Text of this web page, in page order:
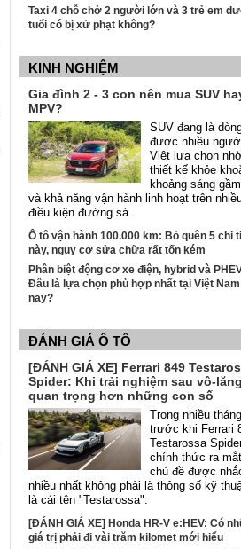
Taxi 4 chỗ chở 2 người lớn và 3 trẻ em
tuổi có bị xử phạt không?
KINH NGHIỆM
Gia đình 2 - 3 con nên mua SUV
MPV?
SUV đang là
được nhiều
Việt lựa chọn
thiết kế khỏe
khoảng sáng
và khả năng vận hành linh hoạt trên
điều kiện đường sá.
Ô tô vận hành 100.000 km: Bỏ quên 5 chi
này, nguy cơ sửa chữa rất tốn kém
Phân biệt động cơ xe điện, hybrid và
Đâu là lựa chọn phù hợp nhất tại Việt
nay?
ĐÁNH GIÁ Ô TÔ
[ĐÁNH GIÁ XE] Ferrari 849
Spider: Khi trải nghiệm sau vô-lăng
quan trọng hơn những con số
Trong nhiều tháng
trước khi Ferrari
Testarossa
chính thức ra
chủ đề được
nhiều nhất không phải là thông số kỹ
là cái tên "Testarossa".
[ĐÁNH GIÁ XE] Honda HR-V e:HEV: Có
giá trị phải đi vài trăm kilomet mới hiểu